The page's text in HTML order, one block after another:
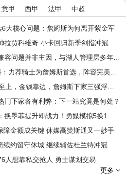
意甲 西甲 法甲 中超
大核心问题：詹姆斯为何离开紫金军
拉贾科维奇 小卡回归新季剑指冲冠
门下家各有利弊：下一站究竟是何处？
金额成关键 休媒高赞斯通又一妙手
约留守休城 继续辅佐杜兰特冲冠
人想靠私交抢人 勇士谋划交易
更多